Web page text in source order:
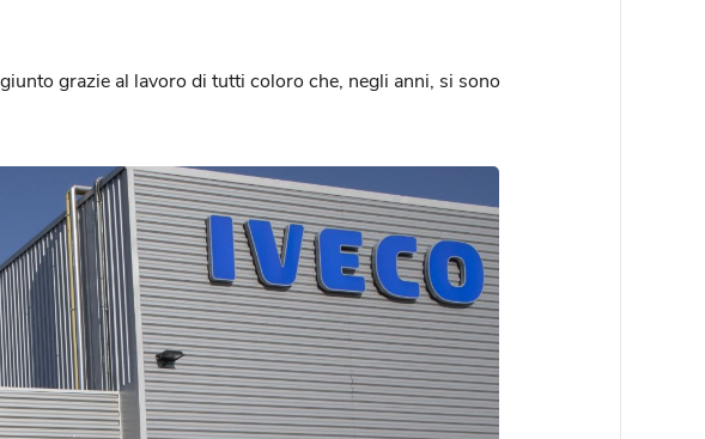
grazie al lavoro di tutti coloro che, negli anni, si sono